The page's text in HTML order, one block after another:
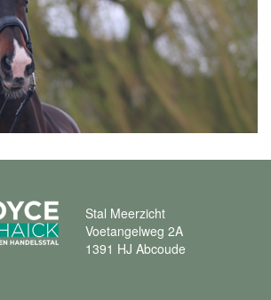
Stal Meerzicht
Voetangelweg 2A
1391 HJ Abcoude